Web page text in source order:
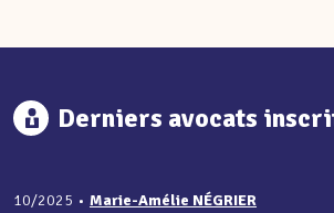
Derniers avocats
10/2025 • Marie-Amélie NÉGRIER